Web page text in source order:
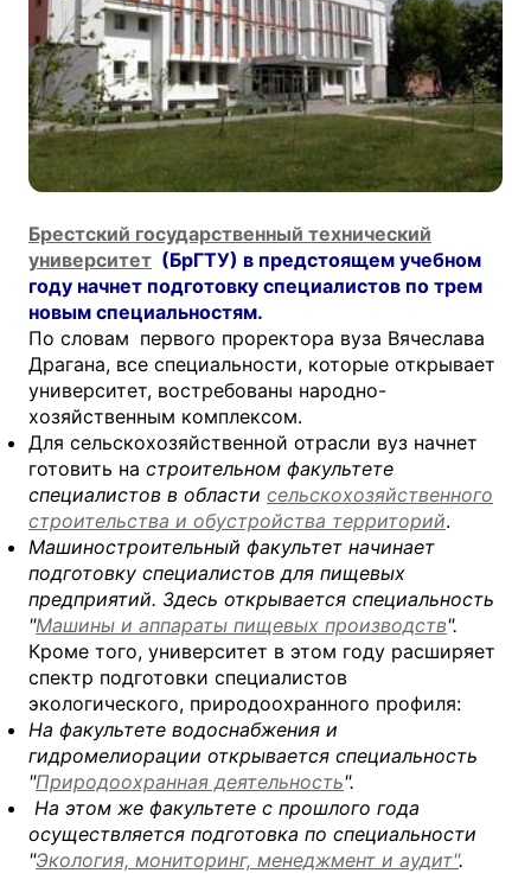
Брестский государственный технический
университет (БрГТУ) в предстоящем учебном
году начнет подготовку специалистов по трем
новым специальностям.
По словам первого проректора вуза Вячеслава
Драгана, все специальности, которые открывает
университет, востребованы народно-
хозяйственным комплексом.
Для сельскохозяйственной отрасли вуз начнет
готовить на строительном факультете
специалистов в области сельскохозяйственного
строительства и обустройства территорий.
Машиностроительный факультет начинает
подготовку специалистов для пищевых
предприятий. Здесь открывается специальность
"Машины и аппараты пищевых производств".
Кроме того, университет в этом году расширяет
спектр подготовки специалистов
экологического, природоохранного профиля:
На факультете водоснабжения и
гидромелиорации открывается специальность
"Природоохранная деятельность".
На этом же факультете с прошлого года
осуществляется подготовка по специальности
"Экология, мониторинг, менеджмент и аудит".